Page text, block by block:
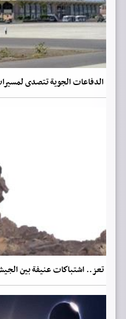
الدفاعات الجوية تتصدى
تعز.. اشتباكات عنيفة بين